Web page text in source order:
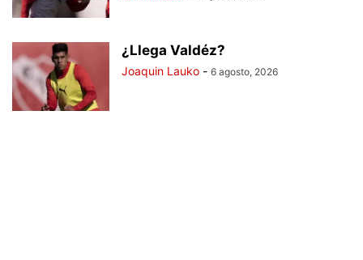
¿Llega Valdéz?
Joaquin Lauko - 6 agosto, 2026